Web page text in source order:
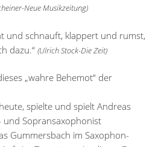
Neue Musikzeitung)
und schnauft, klappert und rumst,
dazu.“ (Ulrich Stock-Die Zeit)
„wahre Behemot“ der
spielte und spielt Andreas
und Sopransaxophonist
Gummersbach im Saxophon-